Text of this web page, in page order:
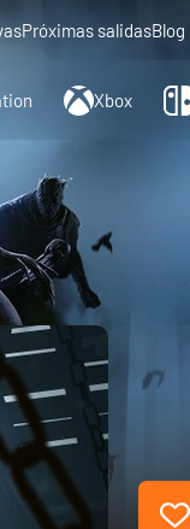
Próximas salidasBlog
Xbox